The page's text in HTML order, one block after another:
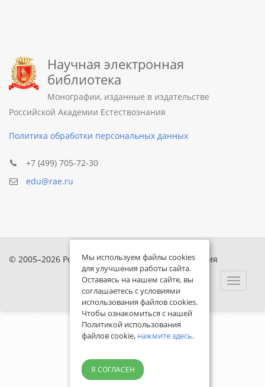
Научная электронная
библиотека
Монографии, изданные в издательстве
Российской Академии Естествознания
Политика обработки персональных данных
+7 (499) 705-72-30
edu@rae.ru
© 2005–2026 Российская академия естествознания
Toggle
Мы используем файлы cookies
для улучшения работы сайта.
Оставаясь на нашем сайте, вы
соглашаетесь с условиями
использования файлов cookies.
Чтобы ознакомиться с нашей
Политикой использования
файлов cookie, нажмите здесь.
Я СОГЛАСЕН